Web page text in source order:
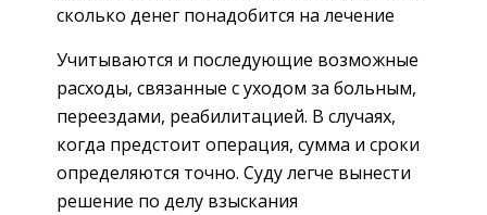
сколько денег понадобится на лечение
Учитываются и последующие возможные
расходы, связанные с уходом за больным,
переездами, реабилитацией. В случаях,
когда предстоит операция, сумма и сроки
определяются точно. Суду легче вынести
решение по делу взыскания